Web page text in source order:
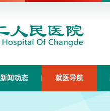
新闻动态 就医导航